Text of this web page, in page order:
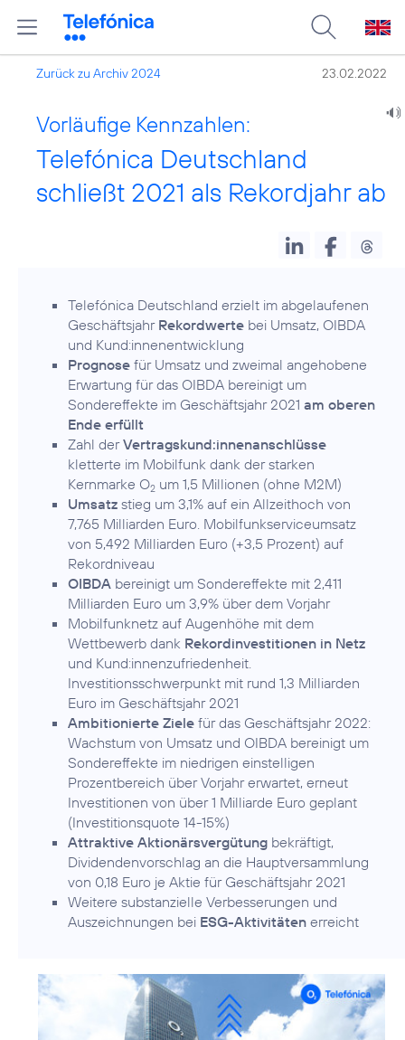
Zurück zu Archiv 2024 23.02.2022
Vorläufige Kennzahlen:
Telefónica Deutschland
schließt 2021 als Rekordjahr ab
Telefónica Deutschland erzielt im abgelaufenen
Geschäftsjahr Rekordwerte bei Umsatz, OIBDA
und Kund:innenentwicklung
Prognose für Umsatz und zweimal angehobene
Erwartung für das OIBDA bereinigt um
Sondereffekte im Geschäftsjahr 2021 am oberen
Ende erfüllt
Zahl derVertragskund:innenanschlüsse
kletterte im Mobilfunk dank der starken
Kernmarke O2 um 1,5 Millionen (ohne M2M)
Umsatz stieg um 3,1% auf ein Allzeithoch von
7,765 Milliarden Euro. Mobilfunkserviceumsatz
von 5,492 Milliarden Euro (+3,5 Prozent) auf
Rekordniveau
OIBDA bereinigt um Sondereffekte mit 2,411
Milliarden Euro um 3,9% über dem Vorjahr
Mobilfunknetz auf Augenhöhe mit dem
Wettbewerb dank Rekordinvestitionen in Netz
und Kund:innenzufriedenheit.
Investitionsschwerpunkt mit rund 1,3 Milliarden
Euro im Geschäftsjahr 2021
Ambitionierte Ziele für das Geschäftsjahr 2022:
Wachstum von Umsatz und OIBDA bereinigt um
Sondereffekte im niedrigen einstelligen
Prozentbereich über Vorjahr erwartet, erneut
Investitionen von über 1 Milliarde Euro geplant
(Investitionsquote 14-15%)
Attraktive Aktionärsvergütung bekräftigt,
Dividendenvorschlag an die Hauptversammlung
von 0,18 Euro je Aktie für Geschäftsjahr 2021
Weitere substanzielle Verbesserungen und
Auszeichnungen bei ESG-Aktivitäten erreicht